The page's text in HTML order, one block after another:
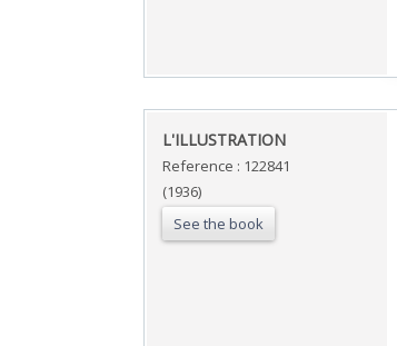
‎L'ILLUSTRATION ‎
Reference : 122841
(1936)
See the book